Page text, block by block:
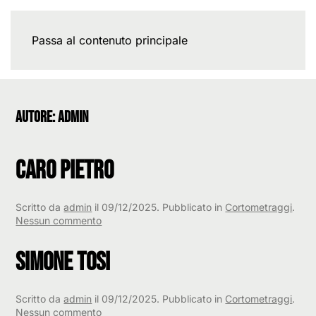
Passa al contenuto principale
Autore:admin
Caro Pietro
Scritto daadmin il 09/12/2025. Pubblicato in Cortometraggi.
Nessun commentosu
Simone Tosi
Scritto daadmin il 09/12/2025. Pubblicato in Cortometraggi.
Nessun commentosu